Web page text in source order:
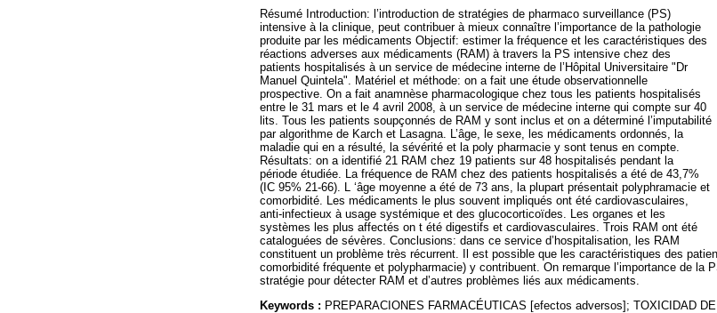
Résumé Introduction: l’introduction de stratégies de pharmaco surveillance (PS)
intensive à la clinique, peut contribuer à mieux connaître l’importance de la pathologie
produite par les médicaments Objectif: estimer la fréquence et les caractéristiques des
réactions adverses aux médicaments (RAM) à travers la PS intensive chez des
patients hospitalisés à un service de médecine interne de l’Hôpital Universitaire "Dr
Manuel Quintela". Matériel et méthode: on a fait une étude observationnelle
prospective. On a fait anamnèse pharmacologique chez tous les patients hospitalisés
entre le 31 mars et le 4 avril 2008, à un service de médecine interne qui compte sur 40
lits. Tous les patients soupçonnés de RAM y sont inclus et on a déterminé l’imputabilité
par algorithme de Karch et Lasagna. L’âge, le sexe, les médicaments ordonnés, la
maladie qui en a résulté, la sévérité et la poly pharmacie y sont tenus en compte.
Résultats: on a identifié 21 RAM chez 19 patients sur 48 hospitalisés pendant la
période étudiée. La fréquence de RAM chez des patients hospitalisés a été de 43,7%
(IC 95% 21-66). L ‘âge moyenne a été de 73 ans, la plupart présentait polyphramacie et
comorbidité. Les médicaments le plus souvent impliqués ont été cardiovasculaires,
anti-infectieux à usage systémique et des glucocorticoïdes. Les organes et les
systèmes les plus affectés on t été digestifs et cardiovasculaires. Trois RAM ont été
cataloguées de sévères. Conclusions: dans ce service d’hospitalisation, les RAM
constituent un problème très récurrent. Il est possible que les caractéristiques des
comorbidité fréquente et polypharmacie) y contribuent. On remarque l’importance de la
stratégie pour détecter RAM et d’autres problèmes liés aux médicaments.
Keywords : PREPARACIONES FARMACÉUTICAS [efectos adversos]; TOXICIDAD